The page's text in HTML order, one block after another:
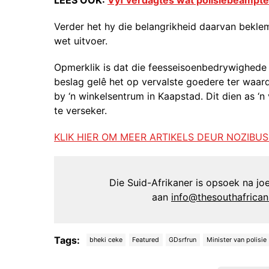
Verder het hy die belangrikheid daarvan
wet uitvoer.
Opmerklik is dat die
beslag gelê het op vervalste goedere ter
by ‘n winkelsentrum in Kaapstad. Dit dien as
te verseker.
KLIK HIER OM MEER ARTIKELS DEUR
Die Suid-Afrikaner is opsoek na
aan
Tags: bheki ceke Featured GDsrfrun Minister van polisie